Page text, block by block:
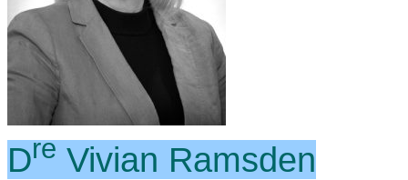
Dre Vivian Ramsden